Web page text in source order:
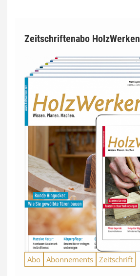
Zeitschriftenabo HolzWerken
Abo Abonnements Zeitschrift